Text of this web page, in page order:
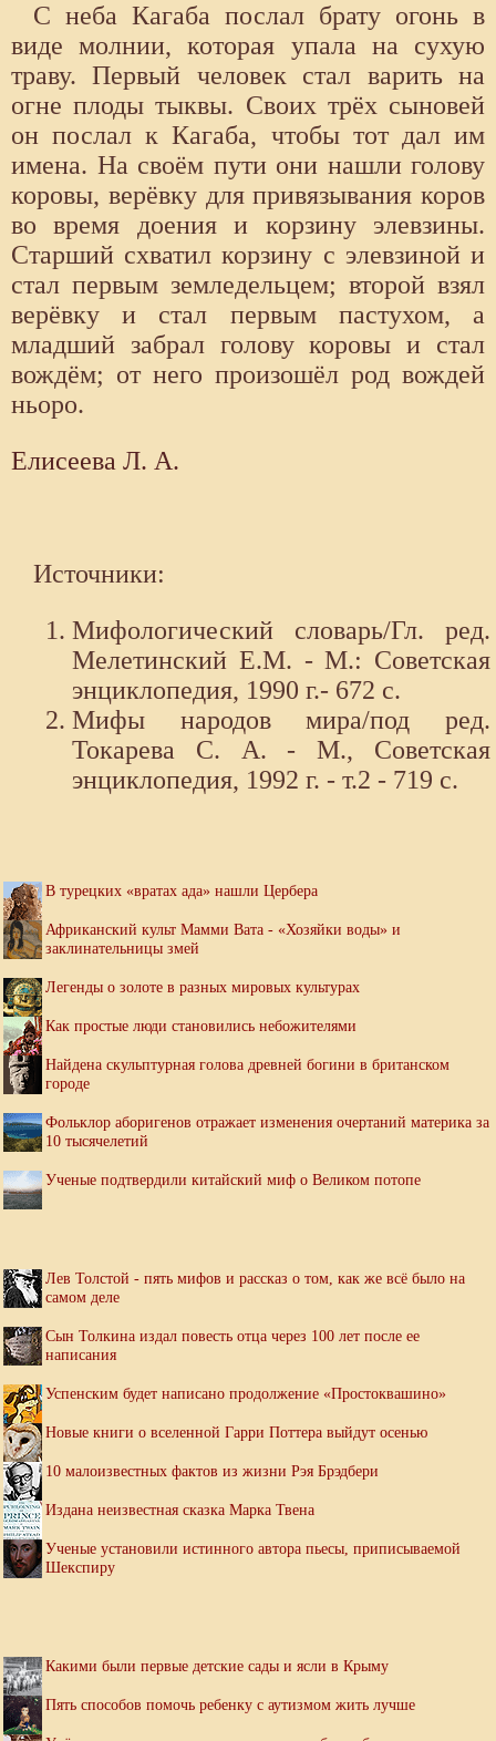
С неба Кагаба послал брату огонь в
виде молнии, которая упала на сухую
траву. Первый человек стал варить на
огне плоды тыквы. Своих трёх сыновей
он послал к Кагаба, чтобы тот дал им
имена. На своём пути они нашли голову
коровы, верёвку для привязывания коров
во время доения и корзину элевзины.
Старший схватил корзину с элевзиной и
стал первым земледельцем; второй взял
верёвку и стал первым пастухом, а
младший забрал голову коровы и стал
вождём; от него произошёл род вождей
ньоро.
Елисеева Л. А.
Источники:
Мифологический словарь/Гл. ред.
Мелетинский Е.М. - М.: Советская
энциклопедия, 1990 г.- 672 с.
Мифы народов мира/под ред.
Токарева С. А. - М., Советская
энциклопедия, 1992 г. - т.2 - 719 с.
В турецких «вратах ада» нашли Цербера
Африканский культ Мамми Вата - «Хозяйки воды» и
заклинательницы змей
Легенды о золоте в разных мировых культурах
Как простые люди становились небожителями
Найдена скульптурная голова древней богини в британском
городе
Фольклор аборигенов отражает изменения очертаний материка за
10 тысячелетий
Ученые подтвердили китайский миф о Великом потопе
Лев Толстой - пять мифов и рассказ о том, как же всё было на
самом деле
Сын Толкина издал повесть отца через 100 лет после ее
написания
Успенским будет написано продолжение «Простоквашино»
Новые книги о вселенной Гарри Поттера выйдут осенью
10 малоизвестных фактов из жизни Рэя Брэдбери
Издана неизвестная сказка Марка Твена
Ученые установили истинного автора пьесы, приписываемой
Шекспиру
Какими были первые детские сады и ясли в Крыму
Пять способов помочь ребенку с аутизмом жить лучше